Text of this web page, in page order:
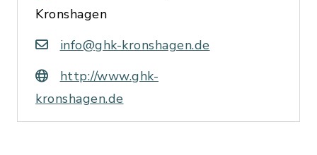
Kronshagen
info@ghk-kronshagen.de
http://www.ghk-
kronshagen.de